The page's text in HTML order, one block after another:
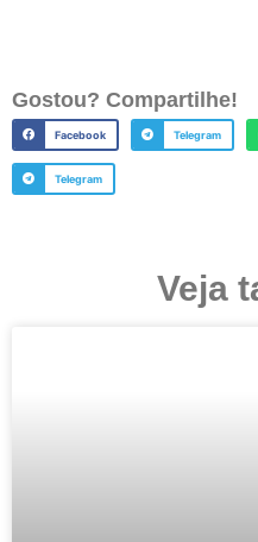
Gostou? Compartilhe!
Facebook Telegram
Telegram
Veja